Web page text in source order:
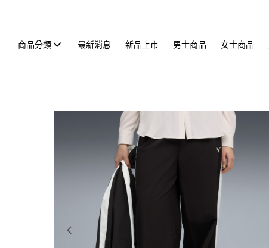
商品分類 最新消息 新品上市 男士商品 女士商品